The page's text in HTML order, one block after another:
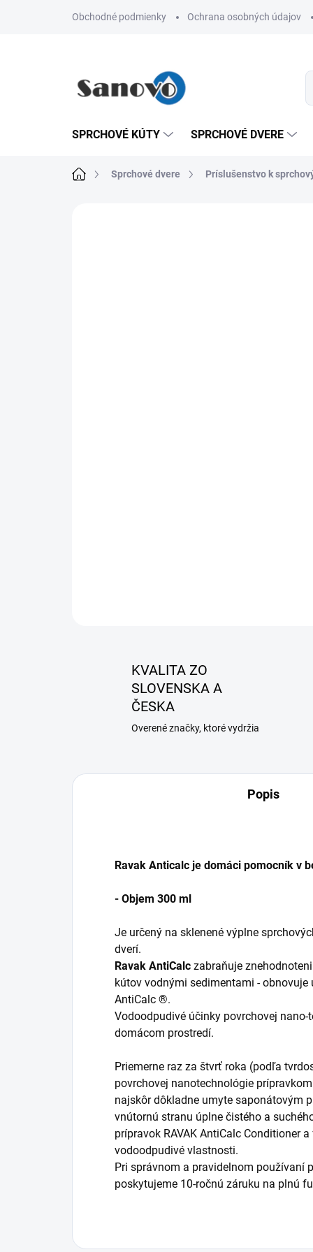
Obchodné podmienky Ochrana osobných údajov
SPRCHOVÉ KÚTY SPRCHOVÉ DVERE
DomovSprchové dvere Príslušenstvo k
KVALITA ZO
SLOVENSKA A
ČESKA
Overené značky, ktoré vydržia
Popis
Ravak Anticalc je domáci pomocník v
- Objem 300 ml
Je určený na sklenené výplne
dverí.
Ravak AntiCalc zabraňuje
kútov vodnými sedimentami - obnovuje
AntiCalc ®.
Vodoodpudivé účinky povrchovej
domácom prostredí.
Priemerne raz za štvrť roka (podľa
povrchovej nanotechnológie
najskôr dôkladne umyte saponátovým
vnútornú stranu úplne čistého a
prípravok RAVAK AntiCalc Conditioner
vodoodpudivé vlastnosti.
Pri správnom a pravidelnom používaní
poskytujeme 10-ročnú záruku na plnú